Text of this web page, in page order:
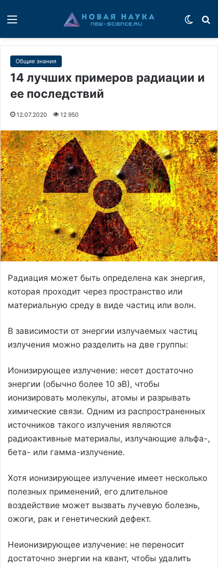
Общие знания
14 лучших примеров радиации и
ее последствий
12.07.2020 12 950
Радиация может быть определена как энергия,
которая проходит через пространство или
материальную среду в виде частиц или волн.
В зависимости от энергии излучаемых частиц
излучения можно разделить на две группы:
Ионизирующее излучение: несет достаточно
энергии (обычно более 10 эВ), чтобы
ионизировать молекулы, атомы и разрывать
химические связи. Одним из распространенных
источников такого излучения являются
радиоактивные материалы, излучающие альфа-,
бета- или гамма-излучение.
Хотя ионизирующее излучение имеет несколько
полезных применений, его длительное
воздействие может вызвать лучевую болезнь,
ожоги, рак и генетический дефект.
Неионизирующее излучение: не переносит
достаточно энергии на квант, чтобы удалить